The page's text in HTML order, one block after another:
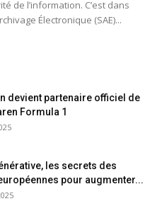
de l’information. C’est dans
Électronique (SAE)...
devient partenaire officiel de
Formula 1
les secrets des
pour augmenter...